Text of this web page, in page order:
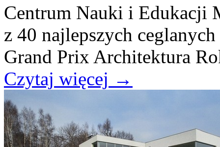
Centrum Nauki i Edukacji
z 40 najlepszych
Grand Prix Architektura
Czytaj więcej →